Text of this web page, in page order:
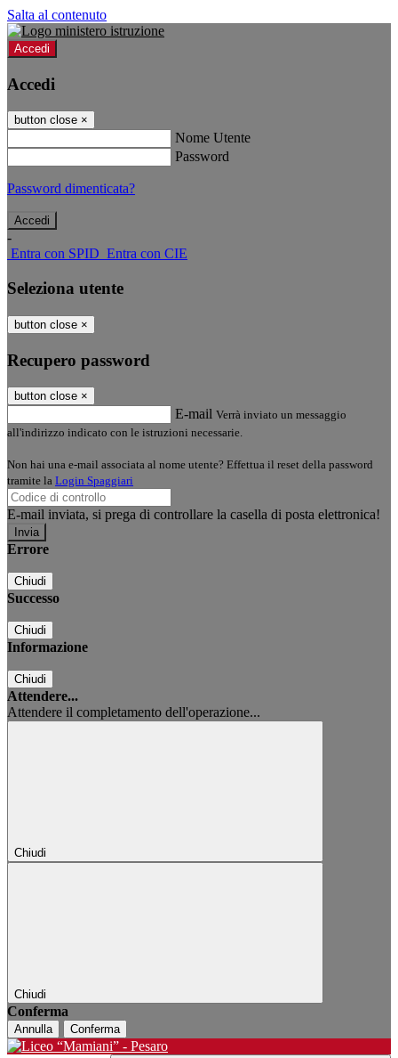
Salta al contenuto
Accedi
Accedi
button close ×
Nome Utente
Password
Password dimenticata?
-
Entra con SPID Entra con CIE
Seleziona utente
button close ×
Recupero password
button close ×
E-mail Verrà inviato un messaggio
all'indirizzo indicato con le istruzioni necessarie.
Non hai una e-mail associata al nome utente? Effettua il reset della password
tramite la Login Spaggiari
E-mail inviata, si prega di controllare la casella di posta elettronica!
Errore
Chiudi
Successo
Chiudi
Informazione
Chiudi
Attendere...
Attendere il completamento dell'operazione...
Chiudi
Chiudi
Conferma
Annulla Conferma